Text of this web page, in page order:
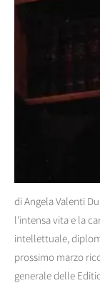
di Angela Valenti
l'intensa vita e la
intellettuale,
prossimo marzo
generale delle